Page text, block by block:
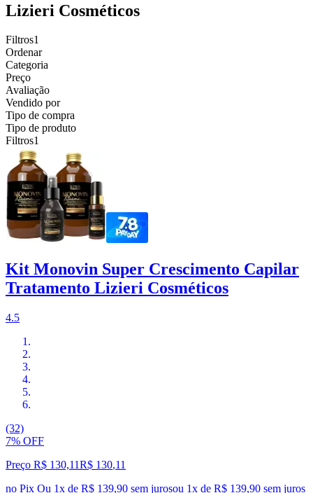
Lizieri Cosméticos
Filtros1
Ordenar
Categoria
Preço
Avaliação
Vendido por
Tipo de compra
Tipo de produto
Filtros1
Kit Monovin Super Crescimento Capilar
Tratamento Lizieri Cosméticos
4.5
(32)
7% OFF
Preço R$ 130,11R$ 130,11
no Pix Ou 1x de R$ 139,90 sem jurosou 1x de R$ 139,90 sem juros